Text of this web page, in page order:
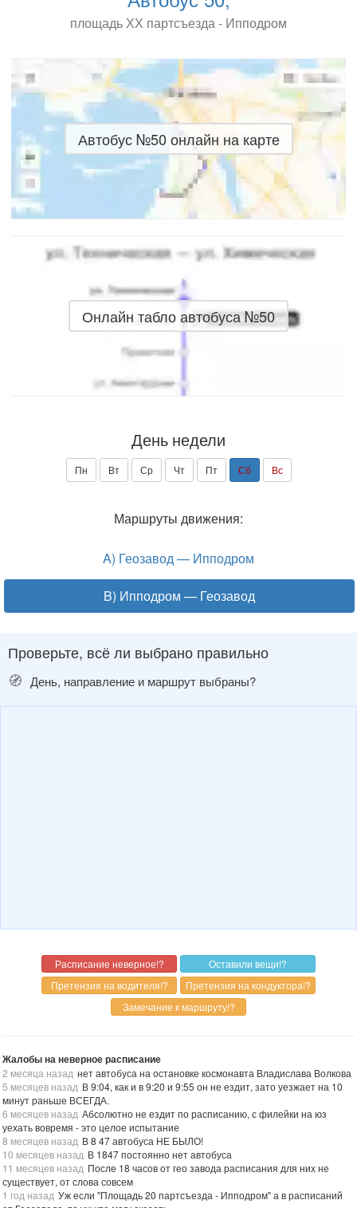
площадь ХХ партсъезда - Ипподром
Автобус №50 онлайн на карте
Онлайн табло автобуса №50
День недели
Пн Вт Ср Чт Пт Сб Вс
Маршруты движения:
A) Геозавод — Ипподром
B) Ипподром — Геозавод
Проверьте, всё ли выбрано правильно
🧭 День, направление и маршрут выбраны?
Жалобы на неверное расписание
2 месяца назад нет автобуса на остановке космонавта Владислава Волкова
5 месяцев назад В 9:04, как и в 9:20 и 9:55 он не ездит, зато уезжает на 10
минут раньше ВСЕГДА.
6 месяцев назад Абсолютно не ездит по расписанию, с филейки на юз
уехать вовремя - это целое испытание
8 месяцев назад В 8 47 автобуса НЕ БЫЛО!
10 месяцев назад В 1847 постоянно нет автобуса
11 месяцев назад После 18 часов от гео завода расписания для них не
существует, от слова совсем
1 год назад Уж если "Площадь 20 партсъезда - Ипподром" а в расписаний